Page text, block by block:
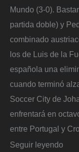
Mundo (3-0).
partida doble) y
combinado
los de Luis de la
española una
cuando terminó
Soccer City de
enfrentará en
entre Portugal y
Seguir leyendo